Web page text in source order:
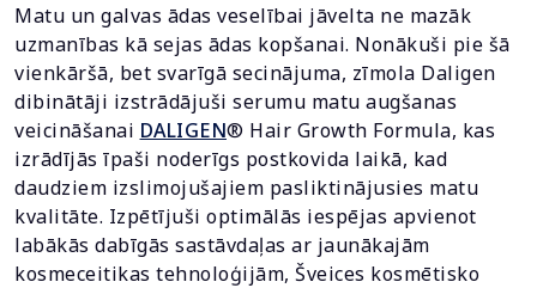
Matu un galvas ādas veselībai jāvelta ne mazāk
uzmanības kā sejas ādas kopšanai. Nonākuši pie šā
vienkāršā, bet svarīgā secinājuma, zīmola Daligen
dibinātāji izstrādājuši serumu matu augšanas
veicināšanai DALIGEN® Hair Growth Formula, kas
izrādījās īpaši noderīgs postkovida laikā, kad
daudziem izslimojušajiem pasliktinājusies matu
kvalitāte. Izpētījuši optimālās iespējas apvienot
labākās dabīgās sastāvdaļas ar jaunākajām
kosmeceitikas tehnoloģijām, Šveices kosmētisko